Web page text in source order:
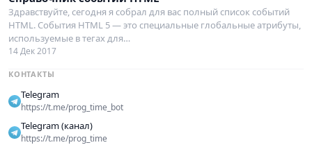
Здравствуйте, сегодня я собрал для вас полный список событий
HTML. События HTML 5 — это специальные глобальные атрибуты,
используемые в тегах для…
14 Дек 2017
КОНТАКТЫ
Telegram
https://t.me/prog_time_bot
Telegram (канал)
https://t.me/prog_time